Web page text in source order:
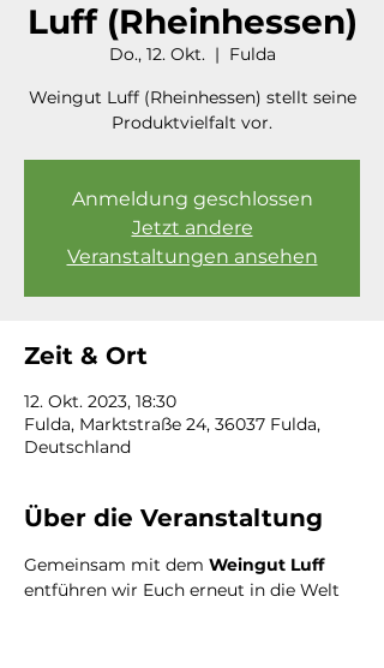
Luff (Rheinhessen)
Do., 12. Okt.
  |
Fulda
Weingut Luff (Rheinhessen) stellt seine
Produktvielfalt vor.
Anmeldung geschlossen
Jetzt andere
Veranstaltungen ansehen
Zeit & Ort
12. Okt. 2023, 18:30
Fulda, Marktstraße 24, 36037 Fulda,
Deutschland
Über die Veranstaltung
Gemeinsam mit dem Weingut Luff
entführen wir Euch erneut in die Welt